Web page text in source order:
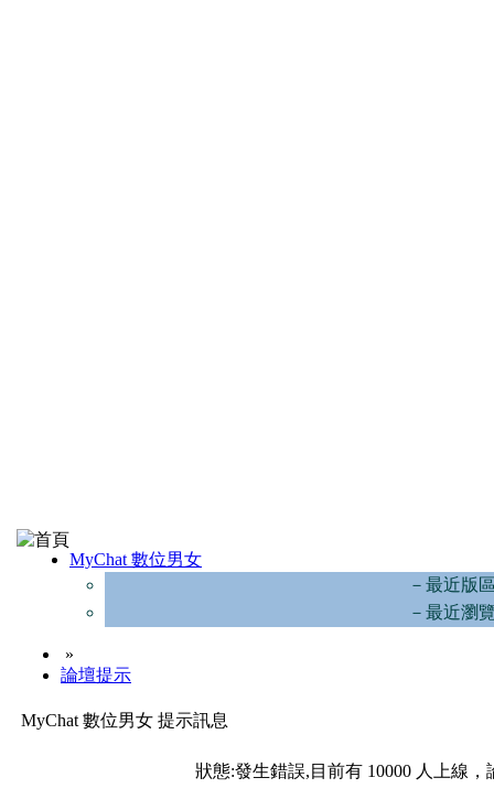
MyChat 數位男女
－最近版
－最近瀏
»
論壇提示
MyChat 數位男女 提示訊息
狀態:發生錯誤,目前有 10000 人上線